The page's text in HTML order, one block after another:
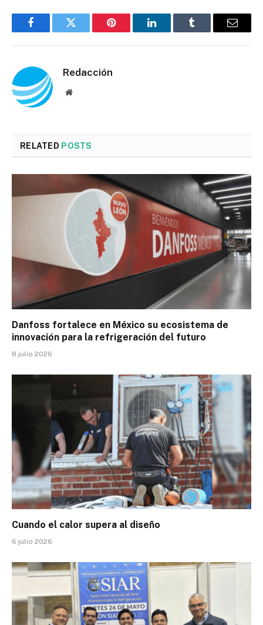
FacebookTwitter Pinterest LinkedInTumblr Email
Redacción
Website
RELATED POSTS
Danfoss fortalece en México su ecosistema de
innovación para la refrigeración del futuro
8 julio 2026
Cuando el calor supera al diseño
6 julio 2026